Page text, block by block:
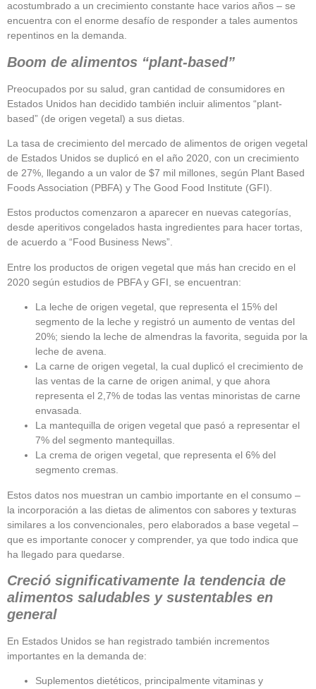
acostumbrado a un crecimiento constante hace varios años – se
encuentra con el enorme desafío de responder a tales aumentos
repentinos en la demanda.
Boom de alimentos “plant-based”
Preocupados por su salud, gran cantidad de consumidores en
Estados Unidos han decidido también incluir alimentos “plant-
based” (de origen vegetal) a sus dietas.
La tasa de crecimiento del mercado de alimentos de origen vegetal
de Estados Unidos se duplicó en el año 2020, con un crecimiento
de 27%, llegando a un valor de $7 mil millones, según Plant Based
Foods Association (PBFA) y The Good Food Institute (GFI).
Estos productos comenzaron a aparecer en nuevas categorías,
desde aperitivos congelados hasta ingredientes para hacer tortas,
de acuerdo a “Food Business News”.
Entre los productos de origen vegetal que más han crecido en el
2020 según estudios de PBFA y GFI, se encuentran:
La leche de origen vegetal, que representa el 15% del
segmento de la leche y registró un aumento de ventas del
20%; siendo la leche de almendras la favorita, seguida por la
leche de avena.
La carne de origen vegetal, la cual duplicó el crecimiento de
las ventas de la carne de origen animal, y que ahora
representa el 2,7% de todas las ventas minoristas de carne
envasada.
La mantequilla de origen vegetal que pasó a representar el
7% del segmento mantequillas.
La crema de origen vegetal, que representa el 6% del
segmento cremas.
Estos datos nos muestran un cambio importante en el consumo –
la incorporación a las dietas de alimentos con sabores y texturas
similares a los convencionales, pero elaborados a base vegetal –
que es importante conocer y comprender, ya que todo indica que
ha llegado para quedarse.
Creció significativamente la tendencia de
alimentos saludables y sustentables en
general
En Estados Unidos se han registrado también incrementos
importantes en la demanda de:
Suplementos dietéticos, principalmente vitaminas y